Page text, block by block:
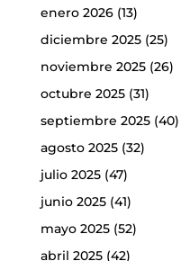
enero 2026(13)
diciembre 2025(25)
noviembre 2025(26)
octubre 2025(31)
septiembre 2025(40)
agosto 2025(32)
julio 2025(47)
junio 2025(41)
mayo 2025(52)
abril 2025(42)